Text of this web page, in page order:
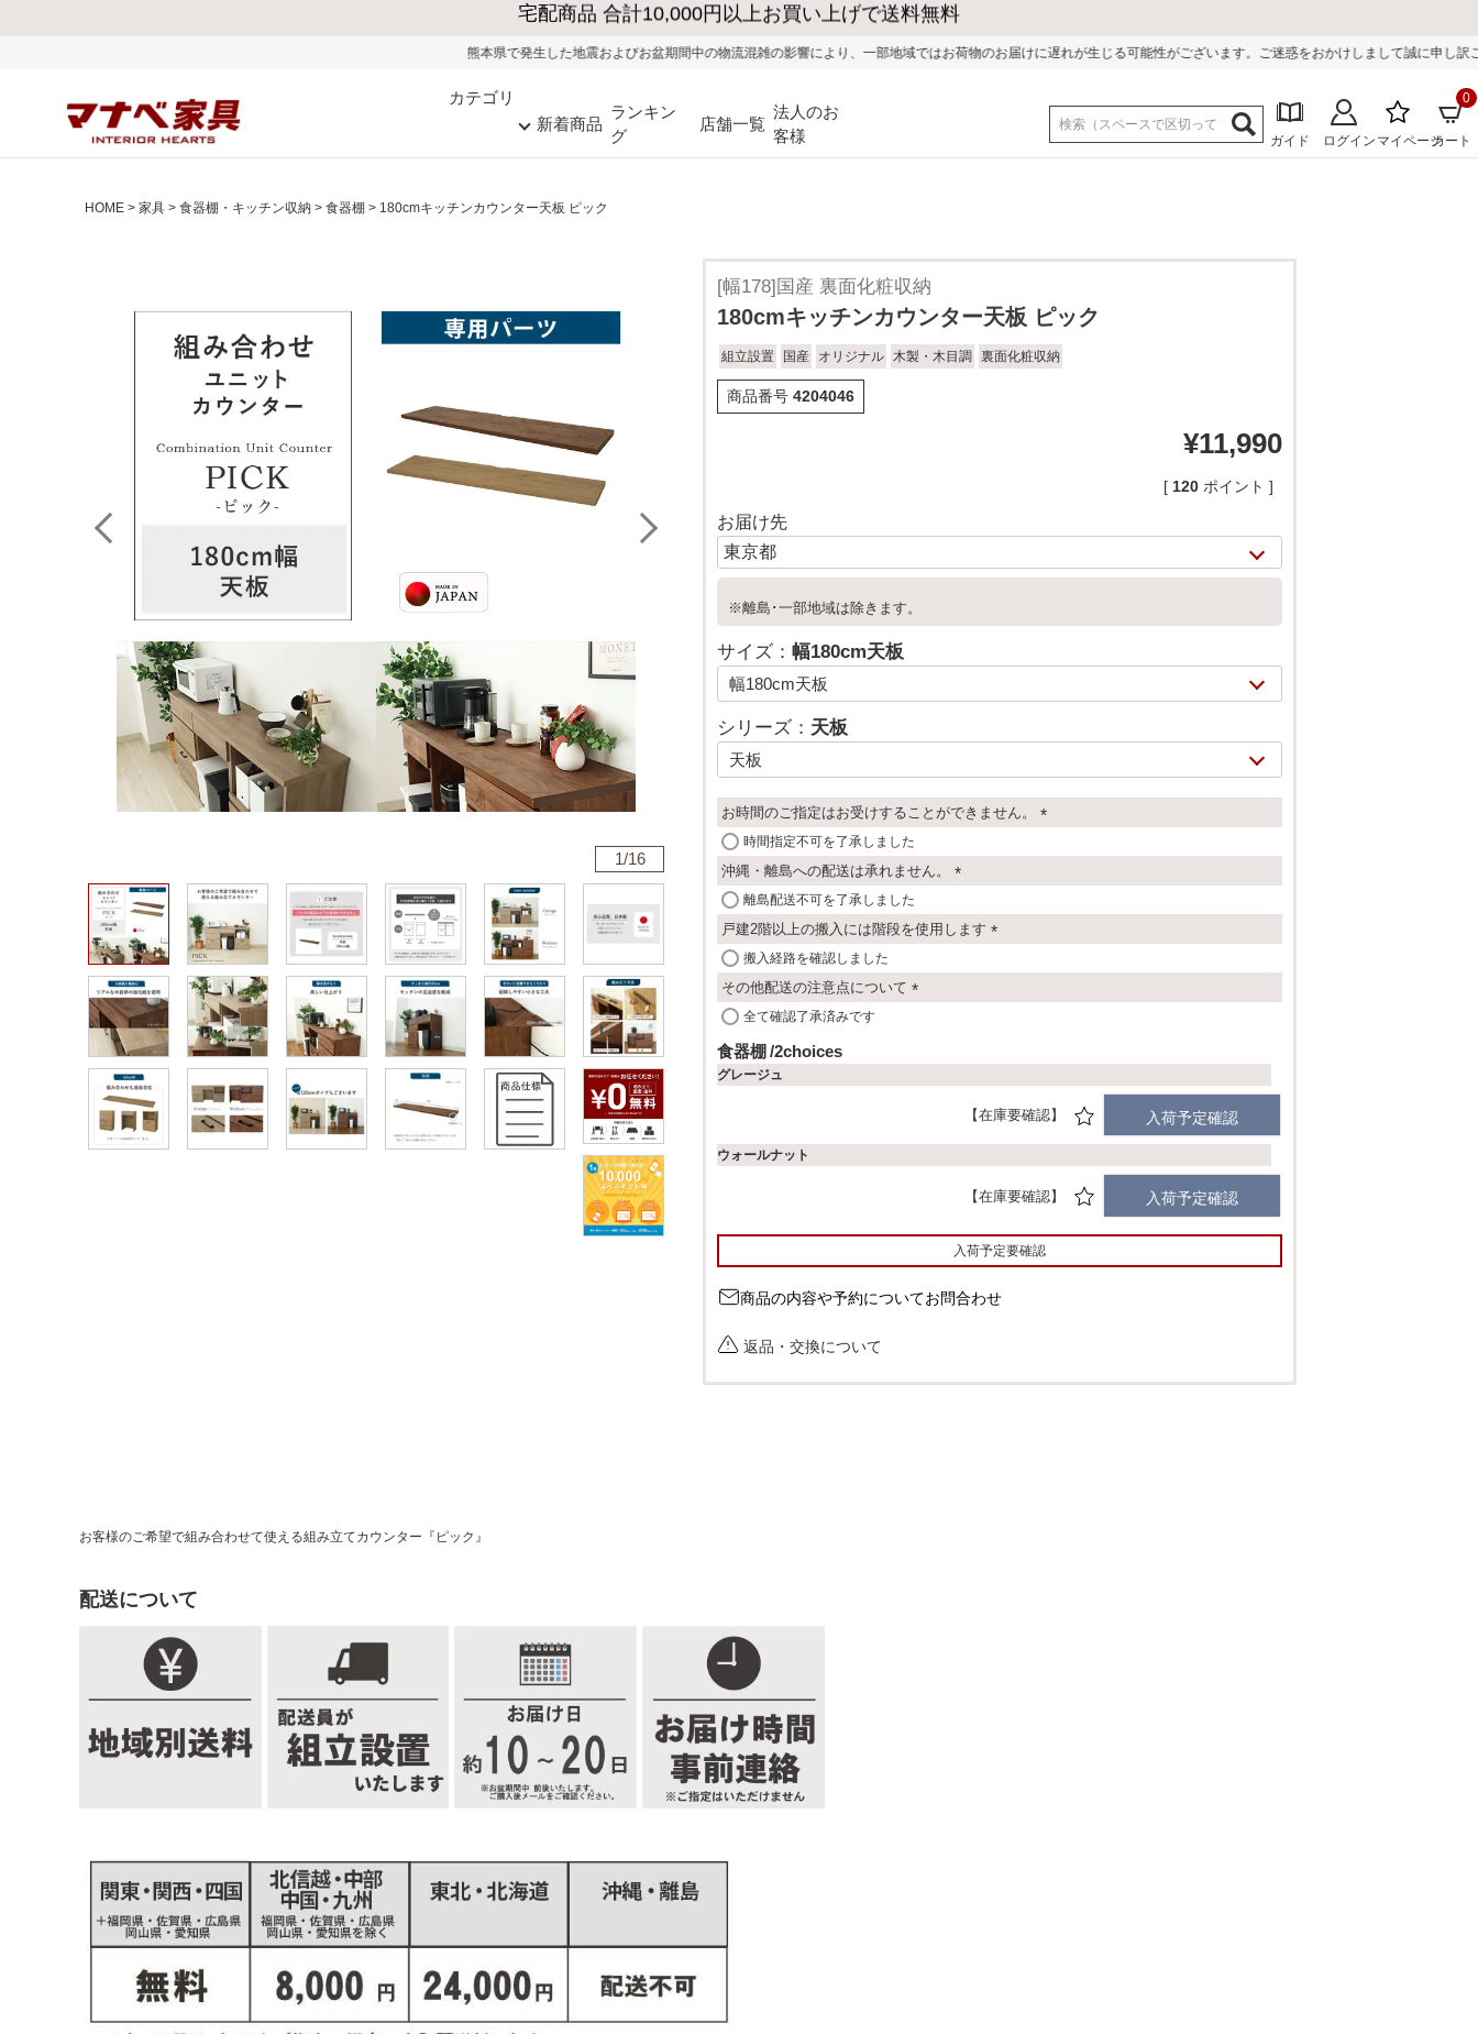
熊本県で発生した地震およびお盆期間中の物流混雑の影響により、一部地域ではお荷物のお届けに遅れが生じる可能性がございます。ご迷惑をおかけしまして誠に申し訳ございません。
カテゴリ
新着商品
ランキン
グ
店舗一覧
法人のお
客様
ガイド ログイン マイページカート
0
HOME 家具 食器棚・キッチン収納 食器棚 180cmキッチンカウンター天板 ピック
1/16 2/16
[幅178]国産 裏面化粧収納
180cmキッチンカウンター天板 ピック
組立設置 国産 オリジナル 木製・木目調 裏面化粧収納
商品番号 4204046
¥11,990
[ 120 ポイント ]
お届け先
※離島･一部地域は除きます。
サイズ： 幅180cm天板
シリーズ： 天板
お時間のご指定はお受けすることができません。
必
時間指定不可を了承しました
沖縄・離島への配送は承れません。
必
須
離島配送不可を了承しました
戸建2階以上の搬入には階段を使用します
必
搬入経路を確認しました
その他配送の注意点について
全て確認了承済みです
食器棚 2choices
グレージュ
在庫要確認 入荷予定確認
ウォールナット
在庫要確認 入荷予定確認
入荷予定要確認
商品の内容や予約についてお問合わせ
返品・交換について
お客様のご希望で組み合わせて使える組み立てカウンター『ピック』
配送について